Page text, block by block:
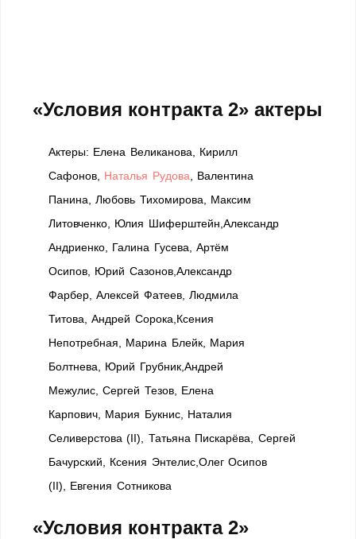
«Условия контракта 2» актеры
Актеры: Елена Великанова, Кирилл
Сафонов, Наталья Рудова , Валентина
Панина, Любовь Тихомирова, Максим
Литовченко, Юлия Шиферштейн,Александр
Андриенко, Галина Гусева, Артём
Осипов, Юрий Сазонов,Александр
Фарбер, Алексей Фатеев, Людмила
Титова, Андрей Сорока,Ксения
Непотребная, Марина Блейк, Мария
Болтнева, Юрий Грубник,Андрей
Межулис, Сергей Тезов, Елена
Карпович, Мария Букнис, Наталия
Селиверстова (II), Татьяна Пискарёва, Сергей
Бачурский, Ксения Энтелис,Олег Осипов
(II), Евгения Сотникова
«Условия контракта 2»